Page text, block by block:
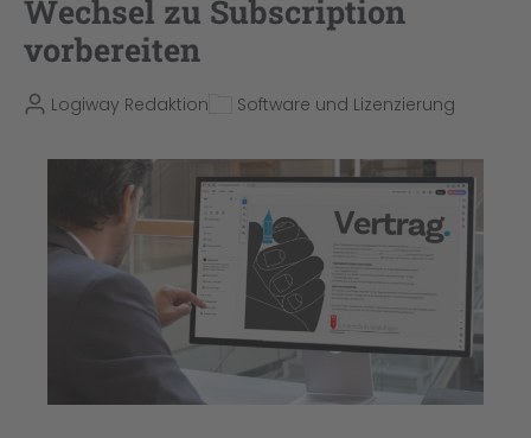
Wechsel zu Subscription
vorbereiten
Logiway Redaktion Software und Lizenzierung